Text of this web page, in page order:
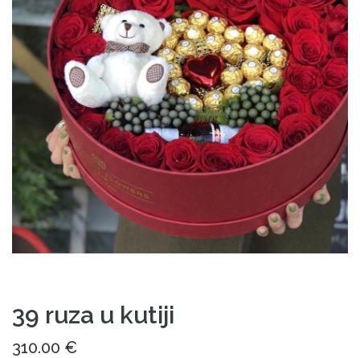
39 ruza u kutiji
310.00 €